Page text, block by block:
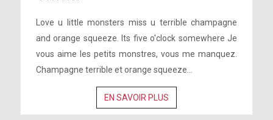
Love u little monsters miss u terrible champagne
and orange squeeze. Its five o'clock somewhere Je
vous aime les petits monstres, vous me manquez.
Champagne terrible et orange squeeze...
EN SAVOIR PLUS